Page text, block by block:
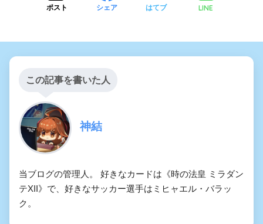
ポスト シェア はてブ LINE
この記事を書いた人
神結
当ブログの管理人。 好きなカードは《時の法皇 ミラダン
テXII》で、好きなサッカー選手はミヒャエル・バラッ
ク。